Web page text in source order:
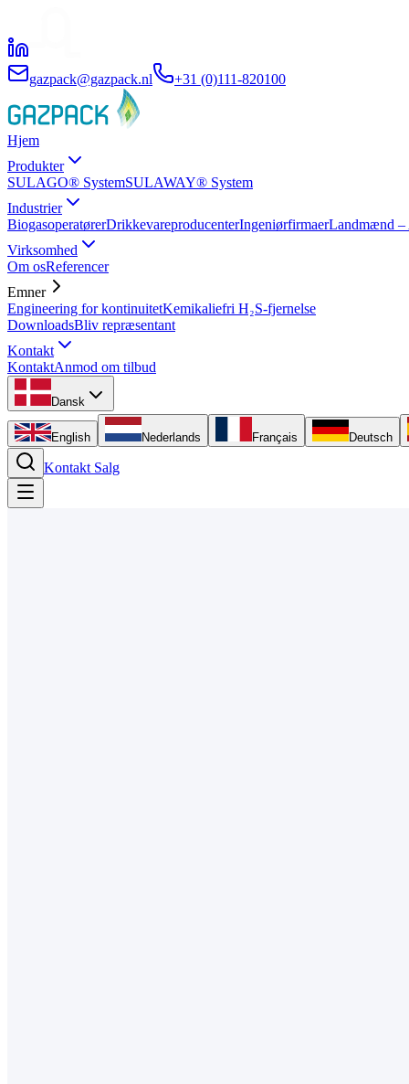
gazpack@gazpack.nl +31 (0)111-820100
Hjem
Produkter
SULAGO® SystemSULAWAY® System
Industrier
BiogasoperatørerDrikkevareproducenterIngeniørfirmaerLandmænd –
Virksomhed
Om osReferencer
Emner
Engineering for kontinuitetKemikaliefri H₂S-fjernelse
DownloadsBliv repræsentant
Kontakt
KontaktAnmod om tilbud
Dansk
English Nederlands Français Deutsch
Kontakt Salg